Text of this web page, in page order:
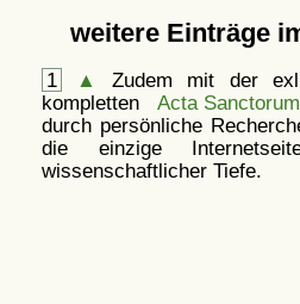
weitere Einträge
1 ▲
Zudem mit der
kompletten Acta Sanctorum
durch persönliche
die einzige
wissenschaftlicher Tiefe.